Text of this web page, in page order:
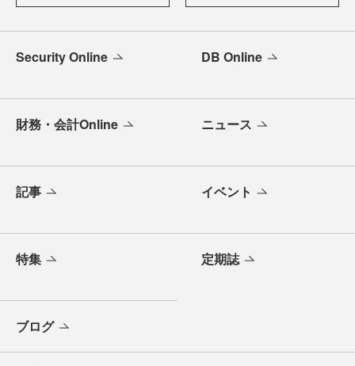
Security Online DB Online
財務・会計Online ニュース
記事 イベント
特集 定期誌
ブログ